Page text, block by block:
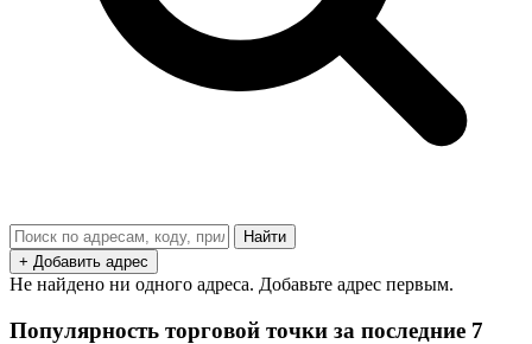
Найти
+ Добавить адрес
Не найдено ни одного адреса. Добавьте адрес первым.
Популярность торговой точки за последние 7